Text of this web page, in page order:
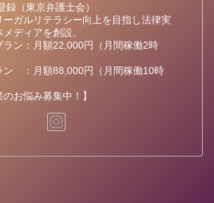
録（東京弁護士会）
ーガルリテラシー向上を目指し法律実
ディアを創設。
ラン：月額22,000円（月間稼働2時
ン ：月額88,000円（月間稼働10時
のお悩み募集中！】